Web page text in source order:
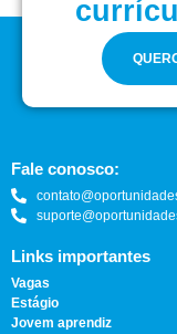
Fale conosco:
Links importantes
Vagas
Estágio
Jovem aprendiz